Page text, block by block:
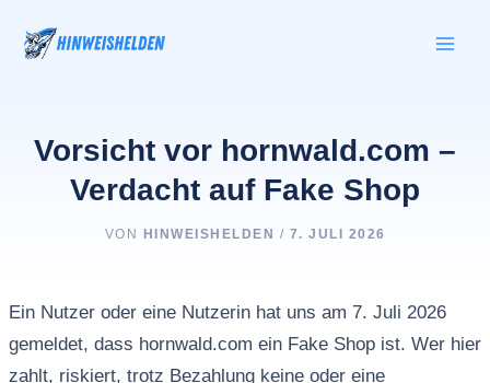
Inhalt
springen
Vorsicht vor hornwald.com –
Verdacht auf Fake Shop
VON HINWEISHELDEN / 7. JULI 2026
Ein Nutzer oder eine Nutzerin hat uns am 7. Juli 2026
gemeldet, dass hornwald.com ein Fake Shop ist. Wer hier
zahlt, riskiert, trotz Bezahlung keine oder eine